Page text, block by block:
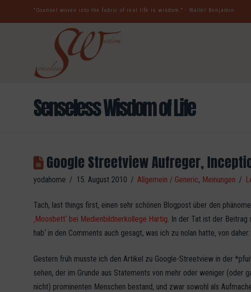
"Counsel woven into the fabric of real life is wisdom." - Walter Benjamin
Senseless Wisdom of Life
Google Streetview Aufreger,
yodahome 15. August 2010 Allgemein / Generic, Meinungen
Tach, last things first, einen sehr schönen Blogpost über den
‚Moosbett‘ bei Medienbildnerkollege Hartig. In der Tat ist der Beitrag
hab‘ in den Comments auch gesagt, was ich zu nolan hatte, von
Gestern früh musste ich den Artikel zu Google-Streetview in der
sehen, der im Grunde aus Statements von mehr oder weniger (oder
nicht) prominenten Menschen bestand, und zwar sowohl als